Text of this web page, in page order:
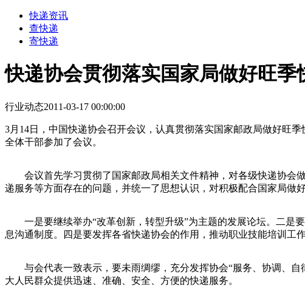
快递资讯
查快递
寄快递
快递协会贯彻落实国家局做好旺季
行业动态2011-03-17 00:00:00
3月 14日，中国快递协会召开会议，认真贯彻落实国家邮政局做好旺
全体干部参加了会议。
会议首先学习贯彻了国家邮政局相关文件精神，对各级快递协会
递服务等方面存在的问题，并统一了思想认识，对积极配合国家局做
一是要继续举办“改革创新，转型升级”为主题的发展论坛。二是
息沟通制度。四是要发挥各省快递协会的作用，推动职业技能培训工
与会代表一致表示，要未雨绸缪，充分发挥协会“服务、协调、自
大人民群众提供迅速、准确、安全、方便的快递服务。